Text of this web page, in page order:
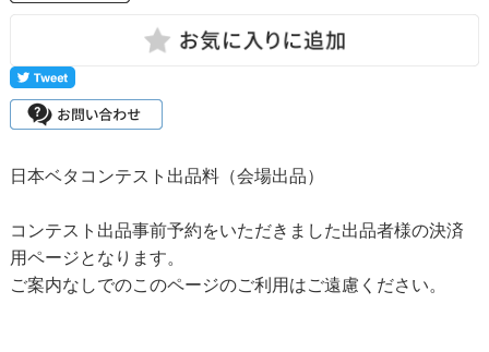
日本ベタコンテスト出品料（会場出品）
コンテスト出品事前予約をいただきました出品者様の決済
用ページとなります。
ご案内なしでのこのページのご利用はご遠慮ください。